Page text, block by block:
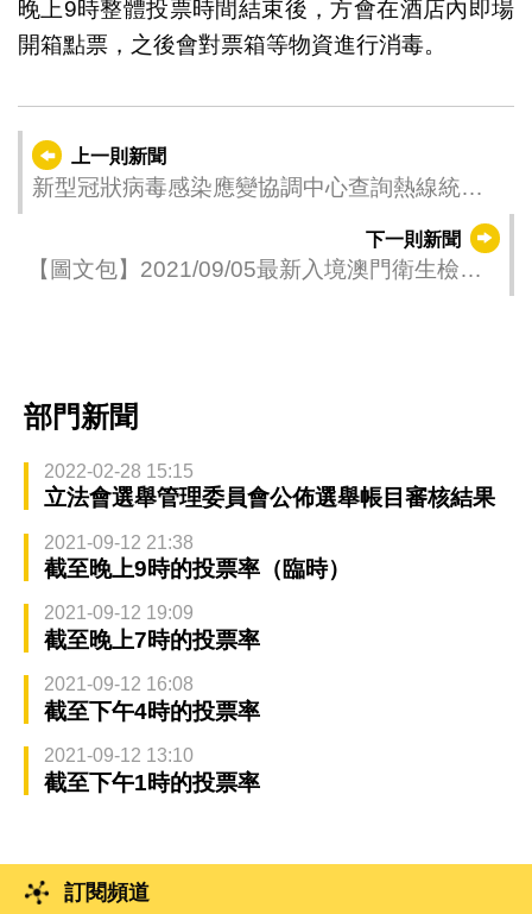
晚上9時整體投票時間結束後，方會在酒店內即場
開箱點票，之後會對票箱等物資進行消毒。
上一則新聞
新型冠狀病毒感染應變協調中心查詢熱線統計
下一則新聞
【圖文包】2021/09/05最新入境澳門衛生檢疫
部門新聞
2022-02-28 15:15
立法會選舉管理委員會公佈選舉帳目審核結果
2021-09-12 21:38
截至晚上9時的投票率（臨時）
2021-09-12 19:09
截至晚上7時的投票率
2021-09-12 16:08
截至下午4時的投票率
2021-09-12 13:10
截至下午1時的投票率
訂閱頻道